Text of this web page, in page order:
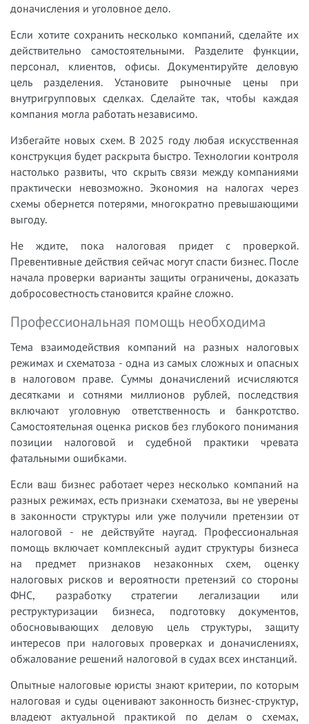
доначисления и уголовное дело.
Если хотите сохранить несколько компаний, сделайте их
действительно самостоятельными. Разделите функции,
персонал, клиентов, офисы. Документируйте деловую
цель разделения. Установите рыночные цены при
внутригрупповых сделках. Сделайте так, чтобы каждая
компания могла работать независимо.
Избегайте новых схем. В 2025 году любая искусственная
конструкция будет раскрыта быстро. Технологии контроля
настолько развиты, что скрыть связи между компаниями
практически невозможно. Экономия на налогах через
схемы обернется потерями, многократно превышающими
выгоду.
Не ждите, пока налоговая придет с проверкой.
Превентивные действия сейчас могут спасти бизнес. После
начала проверки варианты защиты ограничены, доказать
добросовестность становится крайне сложно.
Профессиональная помощь необходима
Тема взаимодействия компаний на разных налоговых
режимах и схематоза - одна из самых сложных и опасных
в налоговом праве. Суммы доначислений исчисляются
десятками и сотнями миллионов рублей, последствия
включают уголовную ответственность и банкротство.
Самостоятельная оценка рисков без глубокого понимания
позиции налоговой и судебной практики чревата
фатальными ошибками.
Если ваш бизнес работает через несколько компаний на
разных режимах, есть признаки схематоза, вы не уверены
в законности структуры или уже получили претензии от
налоговой - не действуйте наугад. Профессиональная
помощь включает комплексный аудит структуры бизнеса
на предмет признаков незаконных схем, оценку
налоговых рисков и вероятности претензий со стороны
ФНС, разработку стратегии легализации или
реструктуризации бизнеса, подготовку документов,
обосновывающих деловую цель структуры, защиту
интересов при налоговых проверках и доначислениях,
обжалование решений налоговой в судах всех инстанций.
Опытные налоговые юристы знают критерии, по которым
налоговая и суды оценивают законность бизнес-структур,
владеют актуальной практикой по делам о схемах,